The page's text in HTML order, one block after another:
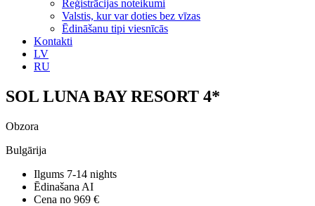
Reģistrācijas noteikumi
Valstis, kur var doties bez vīzas
Ēdināšanu tipi viesnīcās
Kontakti
LV
RU
SOL LUNA BAY RESORT 4*
Obzora
Bulgārija
Ilgums 7-14 nights
Ēdinašana AI
Cena no 969 €